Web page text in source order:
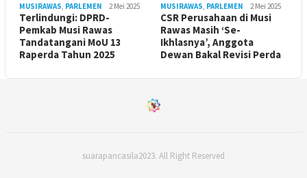
MUSIRAWAS, PARLEMEN 2 Mei 2025
Terlindungi: DPRD-
Pemkab Musi Rawas
Tandatangani MoU 13
Raperda Tahun 2025
MUSIRAWAS, PARLEMEN 2 Mei 2025
CSR Perusahaan di Musi
Rawas Masih ‘Se-
Ikhlasnya’, Anggota
Dewan Bakal Revisi Perda ‎
suarapancasila2023. All Right Reserved